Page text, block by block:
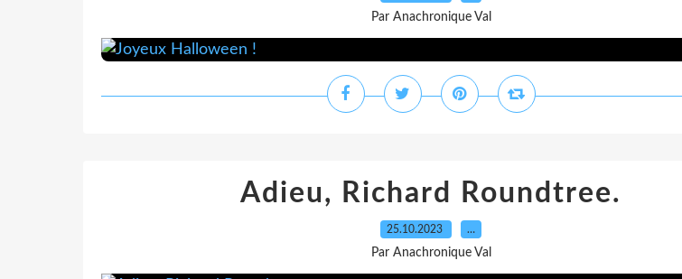
Par Anachronique Val
Adieu, Richard Roundtree.
25.10.2023 …
Par Anachronique Val